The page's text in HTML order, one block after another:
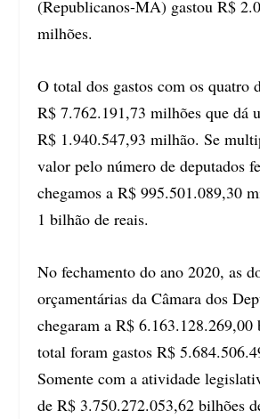
(Republicanos-MA) gastou R$
milhões.
O total dos gastos com os quatro
R$ 7.762.191,73 milhões que dá
R$ 1.940.547,93 milhão. Se
valor pelo número de deputados
chegamos a R$ 995.501.089,30
1 bilhão de reais.
No fechamento do ano 2020, as
orçamentárias da Câmara dos
chegaram a R$ 6.163.128.269,00
total foram gastos R$
Somente com a atividade
de R$ 3.750.272.053,62 bilhões